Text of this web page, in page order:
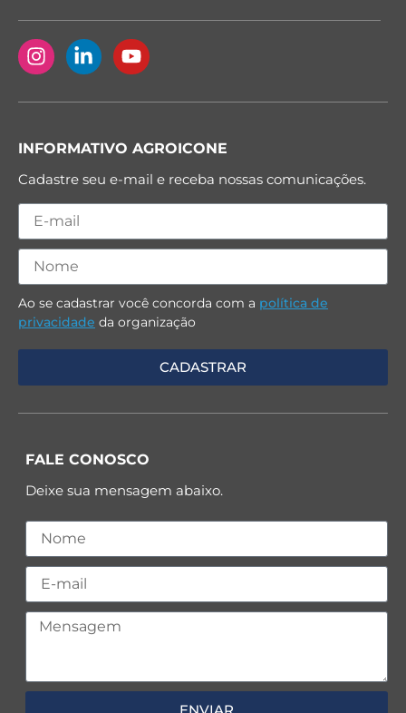
INFORMATIVO AGROICONE
Cadastre seu e-mail e receba nossas comunicações.
Ao se cadastrar você concorda com a política de
privacidade da organização
FALE CONOSCO
Deixe sua mensagem abaixo.
ENVIAR